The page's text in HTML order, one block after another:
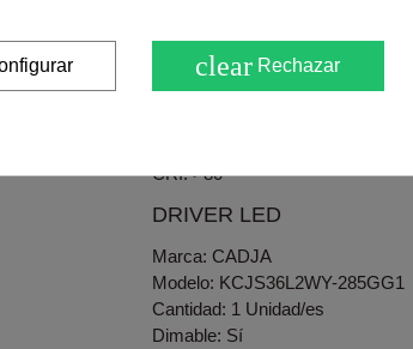
Flujo luminoso: 2.880 lm
Regulación: CONTROL REMOTO
Temperatura de color: 3.000 K
CRI: >80
DRIVER LED
Marca: CADJA
Modelo: KCJS36L2WY-285GG1
Cantidad: 1 Unidad/es
Dimable: Sí
clear Rechazar